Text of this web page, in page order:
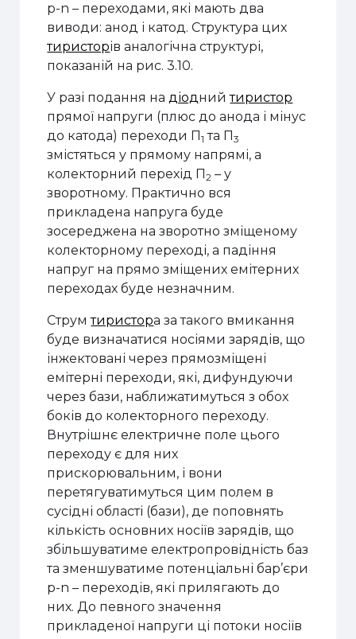
p-n – переходами, які мають два
виводи: анод і катод. Структура цих
тиристорів аналогічна структурі,
показаній на рис. 3.10.
У разі подання надіоднийтиристор
прямої напруги (плюс до анода і мінус
до катода) переходи П1 та П3
змістяться у прямому напрямі, а
колекторний перехід П2 – у
зворотному. Практично вся
прикладена напруга буде
зосереджена на зворотно зміщеному
колекторному переході, а падіння
напруг на прямо зміщених емітерних
переходах буде незначним.
Струмтиристора за такого вмикання
буде визначатися носіями зарядів, що
інжектовані через прямозміщені
емітерні переходи, які, дифундуючи
через бази, наближатимуться з обох
боків до колекторного переходу.
Внутрішнє електричне поле цього
переходу є для них
прискорювальним, і вони
перетягуватимуться цим полем в
сусідні області (бази), де поповнять
кількість основних носіїв зарядів, що
збільшуватиме електропровідність баз
та зменшуватиме потенціальні бар’єри
p-n – переходів, які прилягають до
них. До певного значення
прикладеної напруги ці потоки носіїв